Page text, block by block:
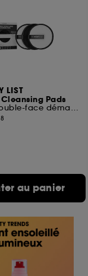
LIST
Pads
Cotons Double-face démaquillants réutilisables
8
au panier